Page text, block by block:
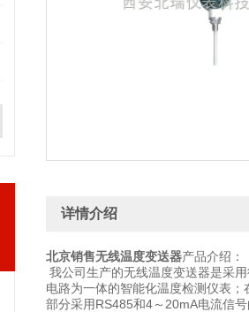
详情介绍
北京销售无线温度变送器产品介绍：
我公司生产的无线温度变送器是采
电路为一体的智能化温度检测仪表
部分采用RS485和4～20mA电流信